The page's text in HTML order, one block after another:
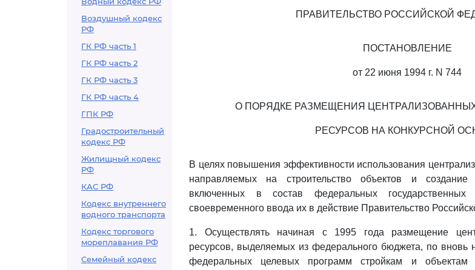
Воздушный кодекс
РФ
ГК РФ часть 1
ГК РФ часть 2
ГК РФ часть 3
ГК РФ часть 4
ГПК РФ
Градостроительный
кодекс РФ
Жилищный кодекс
РФ
КАС РФ
Кодекс внутреннего
водного транспорта
Кодекс торгового
мореплавания РФ
Семейный кодекс
ПРАВИТЕЛЬСТВО РОССИЙСКОЙ
ПОСТАНОВЛЕНИЕ
от 22 июня 1994 г. N 744
О ПОРЯДКЕ РАЗМЕЩЕНИЯ
РЕСУРСОВ НА КОНКУРСНОЙ
В целях повышения эффективности использования
направляемых на строительство объектов и создание
включенных в состав федеральных
своевременного ввода их в действие Правительство
1. Осуществлять начиная с 1995 года размещение
ресурсов, выделяемых из федерального бюджета, по вновь
федеральных целевых программ стройкам и объектам